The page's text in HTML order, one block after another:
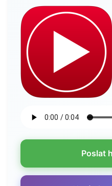
Poslat